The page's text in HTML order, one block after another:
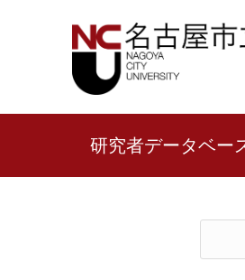
研究者データベー